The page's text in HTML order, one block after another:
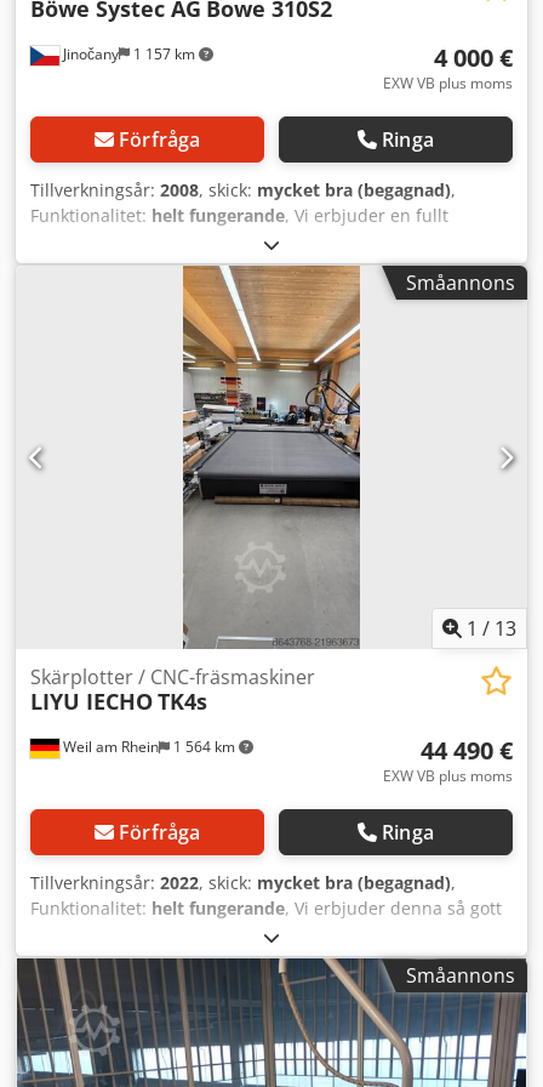
Jinočany 1 157 km
Böwe Systec AG Bowe 310S2
4 000 €
EXW VB plus moms
Förfråga Ringa
Tillverkningsår: 2008, skick: mycket bra (begagnad),
Funktionalitet: helt fungerande, Vi erbjuder en fullt
fungerande skärare Bowe 310S2 i mycket gott skick.
Tillverkare: Böwe Systec GmbH Modell: Bowe 310S2
Tillverkningsår: 2008 Dkedszdkh Rjpfx Al Ror Skick: mycket
gott Pris: EUR 4 000,- inkl. moms • Läsning: Streckkod och
OMR • Skick: fullt fungerande, testad vid full hastighet 3
m/s Om du har några frågor eller behöver ytterligare
information, tveka inte att kontakta oss.
Småannons
1 / 13
Weil am Rhein 1 564 km
Skärplotter / CNC-fräsmaskiner
LIYU IECHOTK4s
44 490 €
EXW VB plus moms
Förfråga Ringa
Tillverkningsår: 2022, skick: mycket bra (begagnad),
Funktionalitet: helt fungerande, Vi erbjuder denna så gott
som nya LIYU IECHO TK4s skärplotter / CNC-fräsmaskin,
årsmodell 2022, till försäljning. Tillverkare: LIYU IECHO
Modell: TK4s Årsmodell: 2022 Skick: som ny Dkjdpfx Asy Tk
R Hol Rer Maskintyp: Skärplotter / CNC-fräsmaskin
PLATINUM Q-CUT 3532 planbordsskärmaskin med kamera
och fräsmotor 1,8 kW Inklusive mjukvara, bildskärm och
Småannons